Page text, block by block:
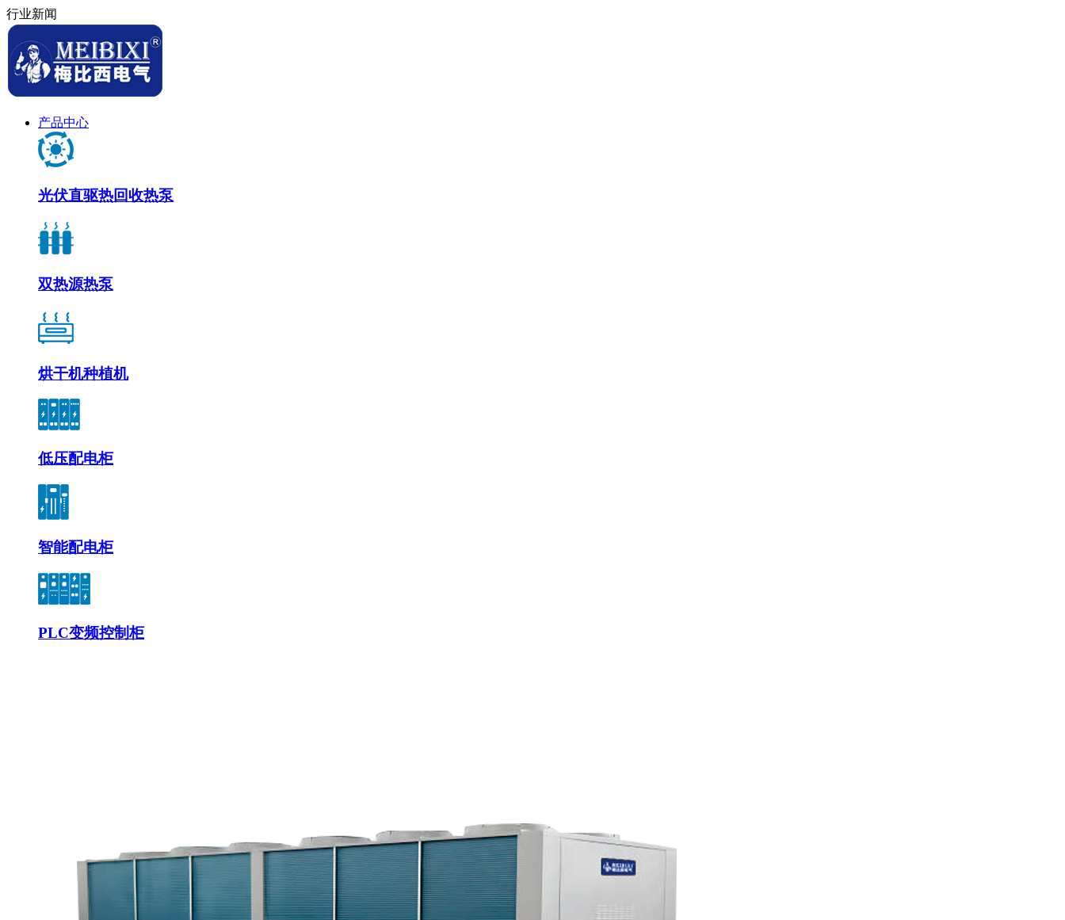
行业新闻
产品中心
光伏直驱热回收热泵
双热源热泵
烘干机种植机
低压配电柜
智能配电柜
PLC变频控制柜